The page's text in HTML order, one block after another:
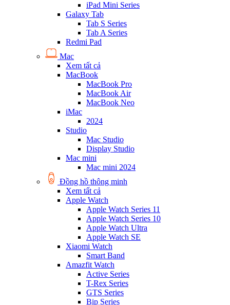
iPad Mini Series
Galaxy Tab
Tab S Series
Tab A Series
Redmi Pad
Mac
Xem tất cả
MacBook
MacBook Pro
MacBook Air
MacBook Neo
iMac
2024
Studio
Mac Studio
Display Studio
Mac mini
Mac mini 2024
Đồng hồ thông minh
Xem tất cả
Apple Watch
Apple Watch Series 11
Apple Watch Series 10
Apple Watch Ultra
Apple Watch SE
Xiaomi Watch
Smart Band
Amazfit Watch
Active Series
T-Rex Series
GTS Series
Bip Series